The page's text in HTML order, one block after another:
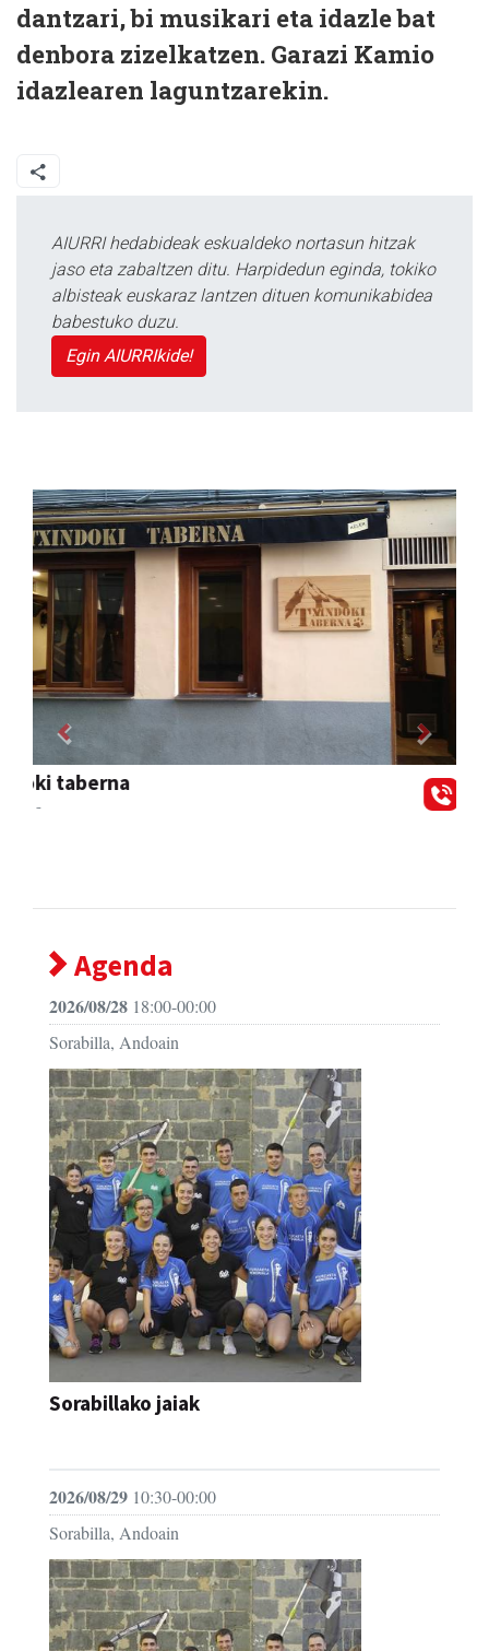
dantzari, bi musikari eta idazle bat
denbora zizelkatzen. Garazi Kamio
idazlearen laguntzarekin.
AIURRI hedabideak eskualdeko nortasun hitzak
jaso eta zabaltzen ditu. Harpidedun eginda, tokiko
albisteak euskaraz lantzen dituen komunikabidea
babestuko duzu.
Egin AIURRIkide!
Aldama tapia aholkularitza
Andoain
Previous Next
Agenda
2026/08/28 18:00-00:00
Sorabilla, Andoain
Sorabillako jaiak
2026/08/29 10:30-00:00
Sorabilla, Andoain